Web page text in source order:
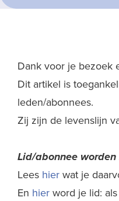
Dank voor je bezoek
Dit artikel is
leden/abonnees.
Zij zijn de levenslijn
Lid/abonnee
Lees hierwat je
En hierword je lid: